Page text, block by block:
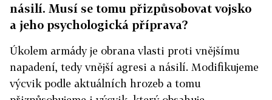
násilí. Musí se tomu přizpůsobovat vojsko
a jeho psychologická příprava?
Úkolem armády je obrana vlasti proti vnějšímu
napadení, tedy vnější agresi a násilí. Modifikujeme
výcvik podle aktuálních hrozeb a tomu